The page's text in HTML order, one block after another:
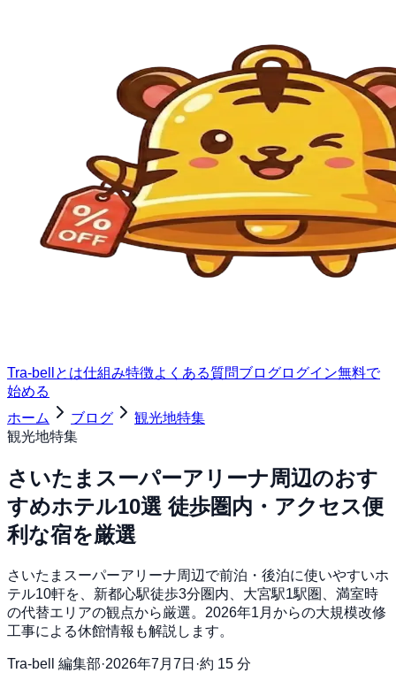
Tra-bellとは仕組み特徴よくある質問ブログログイン無料で
始める
ホーム
ブログ
観光地特集
観光地特集
さいたまスーパーアリーナ周辺のおす
すめホテル10選 徒歩圏内・アクセス便
利な宿を厳選
さいたまスーパーアリーナ周辺で前泊・後泊に使いやすいホ
テル10軒を、新都心駅徒歩3分圏内、大宮駅1駅圏、満室時
の代替エリアの観点から厳選。2026年1月からの大規模改修
工事による休館情報も解説します。
Tra-bell 編集部·2026年7月7日 ·約 15 分